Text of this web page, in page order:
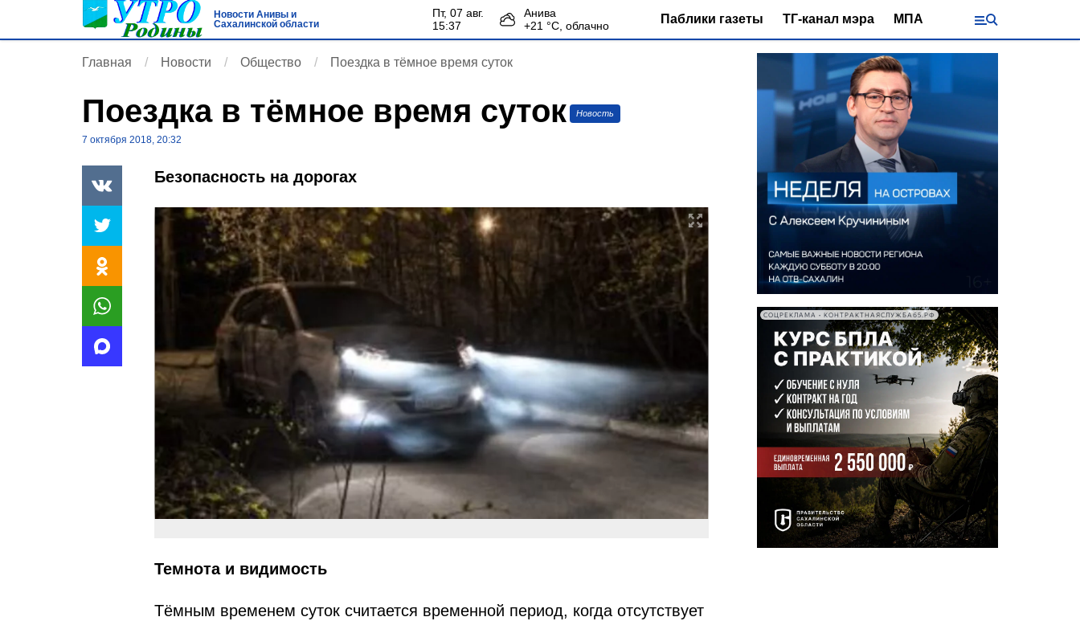
Новости Анивы и
Сахалинской области
пт, 07 авг.
15:37
Анива
+21 °С, облачно Паблики газеты ТГ-канал мэра МПА
Главная Новости Общество Поездка в тёмное время суток
Поездка в тёмное время суток Новость
7 октября 2018, 20:32
Безопасность на дорогах
Темнота и видимость
Тёмным временем суток считается временной период, когда отсутствует
СОЦРЕКЛАМА • КОНТРАКТНАЯСЛУЖБА65.РФ